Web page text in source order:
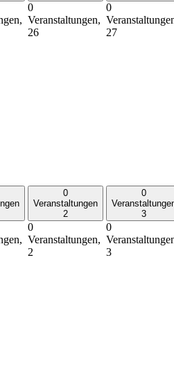
0
Veranstaltungen,
26
0
27
0
Veranstaltungen
2
0
Veranstaltungen,
2
0
3
0
3